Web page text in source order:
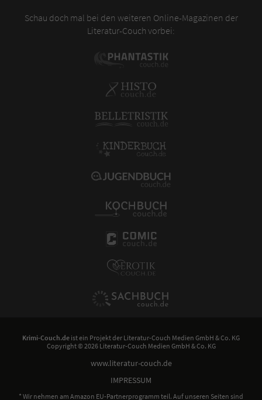
Schau doch mal bei den weiteren Online-Magazinen der
Literatur-Couch vorbei:
Krimi-Couch.de ist ein Projekt der Literatur-Couch Medien GmbH & Co. KG
Copyright © 2026 Literatur-Couch Medien GmbH & Co. KG
www.literatur-couch.de
IMPRESSUM
* Wir nehmen am Amazon EU-Partnerprogramm teil. Auf unseren Seiten sind